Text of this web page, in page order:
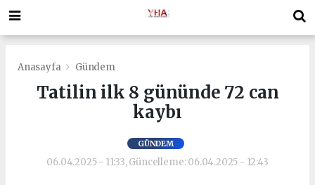
Anasayfa Gündem
Tatilin ilk 8 gününde 72 can
kaybı
GÜNDEM
06.04.2025 - 11:33, Güncelleme: 06.04.2025 - 12:43